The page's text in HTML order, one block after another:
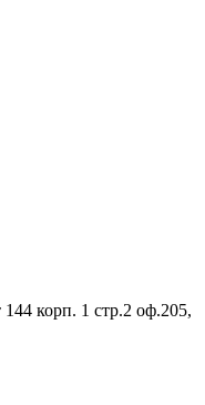
корп. 1 стр.2 оф.205,